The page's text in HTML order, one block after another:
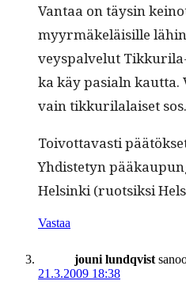
Van­taa on täysin
myyr­mäkeläisille
veyspalve­lut
ka käy pasialn kaut­ta.
vain tikkuri­lalaiset
Toiv­ot­tavasti
Yhdis­te­tyn
Helsin­ki (ruot­sik­si
Vastaa
jouni lundqvist
21.3.2009 18:38